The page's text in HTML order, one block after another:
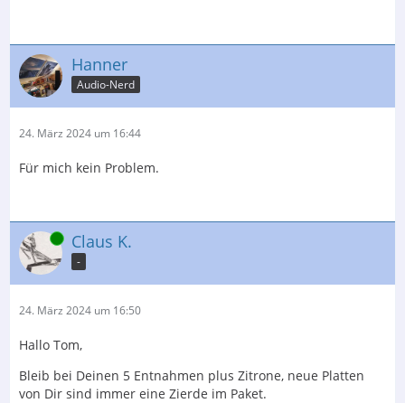
Hanner
Audio-Nerd
24. März 2024 um 16:44
Für mich kein Problem.
Online Claus K.
-
24. März 2024 um 16:50
Hallo Tom,
Bleib bei Deinen 5 Entnahmen plus Zitrone, neue Platten
von Dir sind immer eine Zierde im Paket.